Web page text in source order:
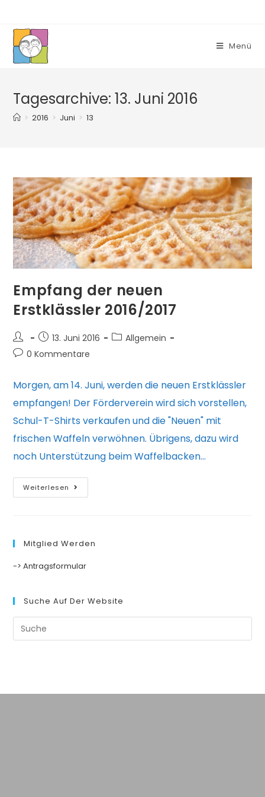
springen
Menü
Tagesarchive: 13. Juni 2016
> 2016 > Juni > 13
Empfang der neuen
Erstklässler 2016/2017
Beitrags-
Autor:
Beitrag
veröffentlicht:
13. Juni 2016
Beitrags-
Allgemein
Beitrags-
0 Kommentare
Morgen, am 14. Juni, werden die neuen Erstklässler
empfangen! Der Förderverein wird sich vorstellen,
Schul-T-Shirts verkaufen und die "Neuen" mit
frischen Waffeln verwöhnen. Übrigens, dazu wird
noch Unterstützung beim Waffelbacken…
Weiterlesen
der
2016/2017
Mitglied Werden
-> Antragsformular
Suche Auf Der Website
Suche
nach: